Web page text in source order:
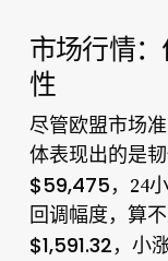
市场行情
性
尽管欧盟市场
体表现出的是
$59,475，24
回调幅度，算
$1,591.32，小